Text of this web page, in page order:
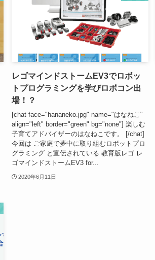
レゴマインドストームEV3でロボッ
トプログラミングを学びロボコン出
場！？
[chat face="hananeko.jpg" name="はなねこ"
align="left" border="green" bg="none"] 楽しむ
子育てアドバイザーのはなねこです。 [/chat]
今回は ご家庭で夢中に取り組むロボットプロ
グラミング と宣伝されている 教育版レゴ レ
ゴマインドストームEV3 for...
2020年6月11日